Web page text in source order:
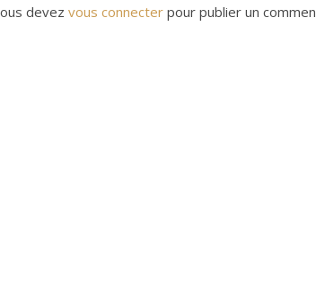
devez vous connecter pour publier un